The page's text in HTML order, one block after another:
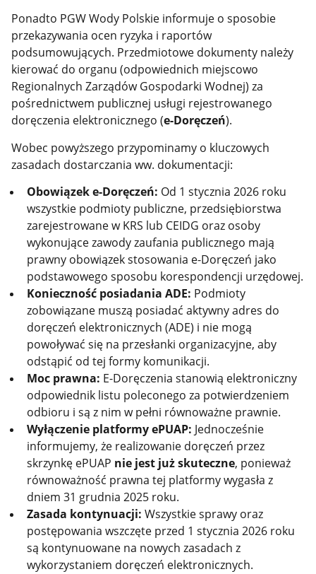
Ponadto PGW Wody Polskie informuje o sposobie
przekazywania ocen ryzyka i raportów
podsumowujących. Przedmiotowe dokumenty należy
kierować do organu (odpowiednich miejscowo
Regionalnych Zarządów Gospodarki Wodnej) za
pośrednictwem publicznej usługi rejestrowanego
doręczenia elektronicznego (e-Doręczeń).
Wobec powyższego przypominamy o kluczowych
zasadach dostarczania ww. dokumentacji:
Obowiązek e-Doręczeń: Od 1 stycznia 2026 roku
wszystkie podmioty publiczne, przedsiębiorstwa
zarejestrowane w KRS lub CEIDG oraz osoby
wykonujące zawody zaufania publicznego mają
prawny obowiązek stosowania e-Doręczeń jako
podstawowego sposobu korespondencji urzędowej.
Konieczność posiadania ADE: Podmioty
zobowiązane muszą posiadać aktywny adres do
doręczeń elektronicznych (ADE) i nie mogą
powoływać się na przesłanki organizacyjne, aby
odstąpić od tej formy komunikacji.
Moc prawna: E-Doręczenia stanowią elektroniczny
odpowiednik listu poleconego za potwierdzeniem
odbioru i są z nim w pełni równoważne prawnie.
Wyłączenie platformy ePUAP: Jednocześnie
informujemy, że realizowanie doręczeń przez
skrzynkę ePUAP nie jest już skuteczne, ponieważ
równoważność prawna tej platformy wygasła z
dniem 31 grudnia 2025 roku.
Zasada kontynuacji: Wszystkie sprawy oraz
postępowania wszczęte przed 1 stycznia 2026 roku
są kontynuowane na nowych zasadach z
wykorzystaniem doręczeń elektronicznych.